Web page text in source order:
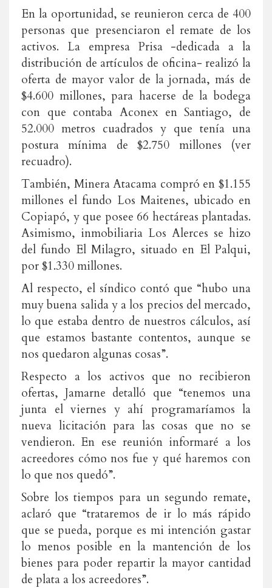
En la oportunidad, se reunieron cerca de 400
personas que presenciaron el remate de los
activos. La empresa Prisa -dedicada a la
distribución de artículos de oficina- realizó la
oferta de mayor valor de la jornada, más de
$4.600 millones, para hacerse de la bodega
con que contaba Aconex en Santiago, de
52.000 metros cuadrados y que tenía una
postura mínima de $2.750 millones (ver
recuadro).
También, Minera Atacama compró en $1.155
millones el fundo Los Maitenes, ubicado en
Copiapó, y que posee 66 hectáreas plantadas.
Asimismo, inmobiliaria Los Alerces se hizo
del fundo El Milagro, situado en El Palqui,
por $1.330 millones.
Al respecto, el síndico contó que “hubo una
muy buena salida y a los precios del mercado,
lo que estaba dentro de nuestros cálculos, así
que estamos bastante contentos, aunque se
nos quedaron algunas cosas”.
Respecto a los activos que no recibieron
ofertas, Jamarne detalló que “tenemos una
junta el viernes y ahí programaríamos la
nueva licitación para las cosas que no se
vendieron. En ese reunión informaré a los
acreedores cómo nos fue y qué haremos con
lo que nos quedó”.
Sobre los tiempos para un segundo remate,
aclaró que “trataremos de ir lo más rápido
que se pueda, porque es mi intención gastar
lo menos posible en la mantención de los
bienes para poder repartir la mayor cantidad
de plata a los acreedores”.